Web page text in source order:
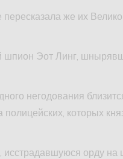
же их
Эот Линг,
негодования
полицейских, которых
орду на